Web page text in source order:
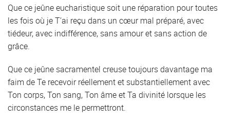
Que ce jeûne eucharistique soit une réparation pour toutes
les fois où je T’ai reçu dans un cœur mal préparé, avec
tiédeur, avec indifférence, sans amour et sans action de
grâce.
Que ce jeûne sacramentel creuse toujours davantage ma
faim de Te recevoir réellement et substantiellement avec
Ton corps, Ton sang, Ton âme et Ta divinité lorsque les
circonstances me le permettront.